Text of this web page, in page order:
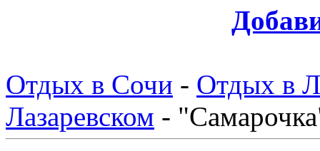
Отдых в Сочи - Отдых в
Лазаревском -